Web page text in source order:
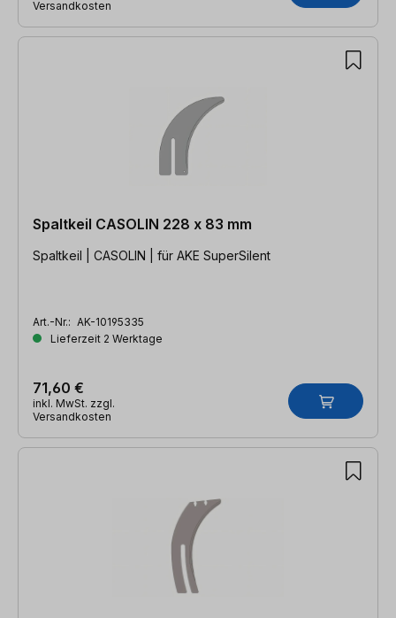
Versandkosten
Spaltkeil CASOLIN 228 x 83 mm
Spaltkeil | CASOLIN | für AKE SuperSilent
Art.-Nr.: AK-10195335
Lieferzeit 2 Werktage
71,60 €
inkl. MwSt. zzgl.
Versandkosten